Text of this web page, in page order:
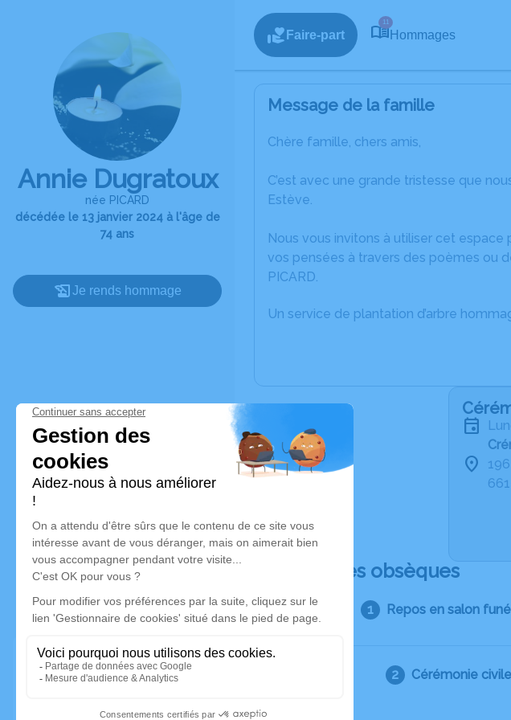
Annie Dugratoux
née PICARD
décédée le 13 janvier 2024 à l'âge de
74 ans
Je rends hommage
Faire-part
11
Hommages
Message de la famille
Chère famille, chers amis,
C’est avec une grande tristesse que
Estève.
Nous vous invitons à utiliser cet
vos pensées à travers des poèmes ou
PICARD.
Un service de plantation d’arbre
Déroulé des obsèques
Repos en salon
Cérémonie civile